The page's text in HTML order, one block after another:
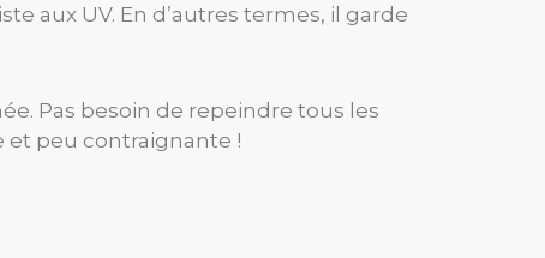
aux UV. En d’autres termes, il garde
Pas besoin de repeindre tous les
et peu contraignante !